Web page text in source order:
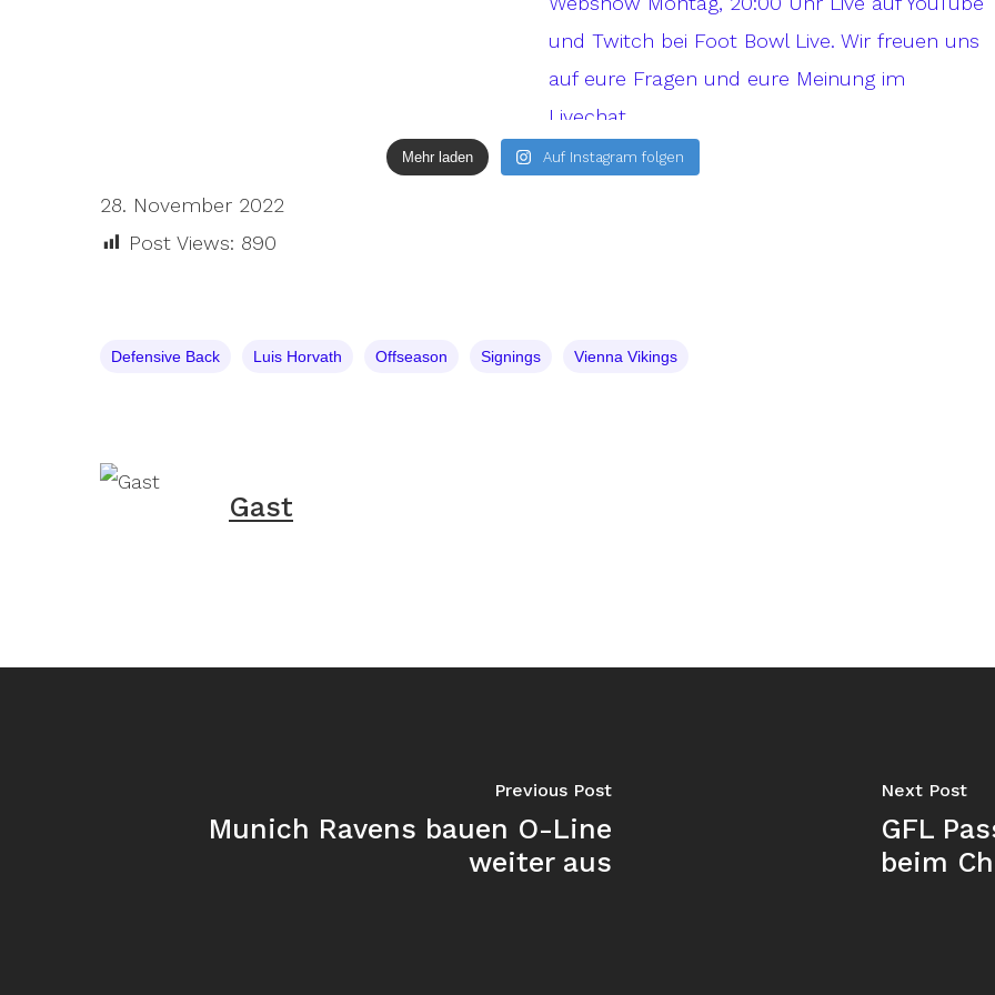
Mehr laden Auf Instagram folgen
28. November 2022
Post Views: 890
Defensive Back Luis Horvath Offseason Signings Vienna Vikings
Gast
Previous Post
Munich Ravens bauen O-Line
weiter aus
Next Post
GFL
beim